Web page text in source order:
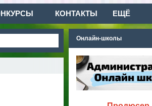
КОНТАКТЫ ЕЩЁ
Онлайн-школы